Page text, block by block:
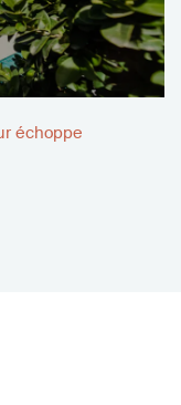
échoppe